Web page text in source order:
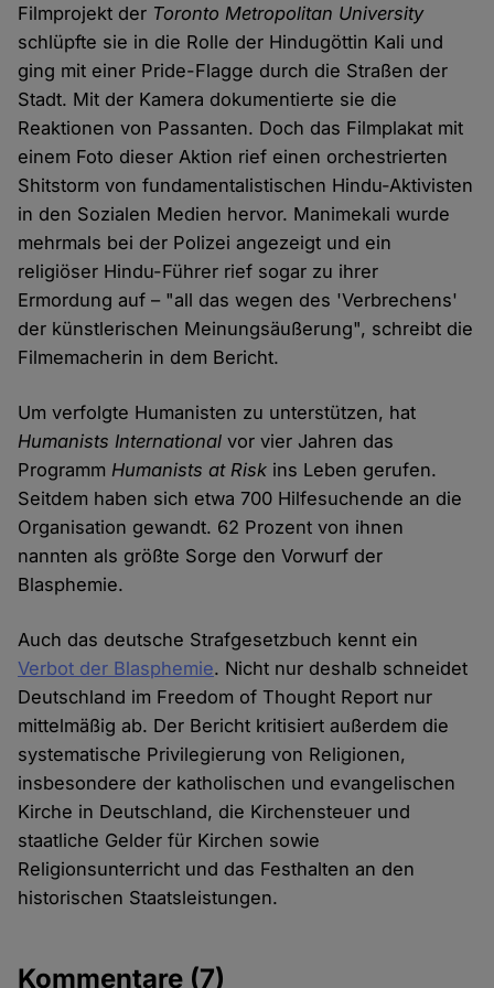
Filmprojekt der Toronto Metropolitan University
schlüpfte sie in die Rolle der Hindugöttin Kali und
ging mit einer Pride-Flagge durch die Straßen der
Stadt. Mit der Kamera dokumentierte sie die
Reaktionen von Passanten. Doch das Filmplakat mit
einem Foto dieser Aktion rief einen orchestrierten
Shitstorm von fundamentalistischen Hindu-Aktivisten
in den Sozialen Medien hervor. Manimekali wurde
mehrmals bei der Polizei angezeigt und ein
religiöser Hindu-Führer rief sogar zu ihrer
Ermordung auf – "all das wegen des 'Verbrechens'
der künstlerischen Meinungsäußerung", schreibt die
Filmemacherin in dem Bericht.
Um verfolgte Humanisten zu unterstützen, hat
Humanists International vor vier Jahren das
ProgrammHumanists at Risk ins Leben gerufen.
Seitdem haben sich etwa 700 Hilfesuchende an die
Organisation gewandt. 62 Prozent von ihnen
nannten als größte Sorge den Vorwurf der
Blasphemie.
Auch das deutsche Strafgesetzbuch kennt ein
Verbot der Blasphemie. Nicht nur deshalb schneidet
Deutschland im Freedom of Thought Report nur
mittelmäßig ab. Der Bericht kritisiert außerdem die
systematische Privilegierung von Religionen,
insbesondere der katholischen und evangelischen
Kirche in Deutschland, die Kirchensteuer und
staatliche Gelder für Kirchen sowie
Religionsunterricht und das Festhalten an den
historischen Staatsleistungen.
Kommentare (7)